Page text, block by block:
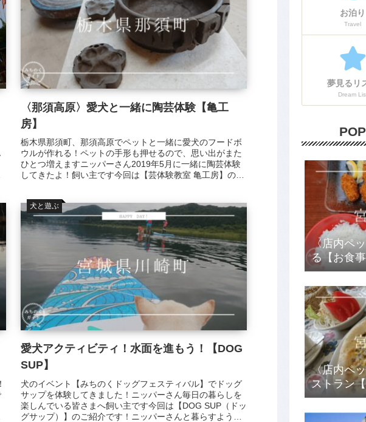
〈那須高原〉愛犬と一緒に陶芸体験【亀工
房】
栃木県那須町、那須高原でペットと一緒に愛犬のフードボ
ウルが作れる！ペットの手形も押せるので、思い出がまた
ひとつ増えますニッパーさん2019年5月に一緒に陶芸体験
してきたよ！飼い主です今回は【芸体験教室 亀工房】のご
犬と遊ぶ
愛犬アクティビティ！水面を進もう！【DOG
SUP】
犬のイベント【みちのくドッグフェスティバル】でドッグ
サップを体験してきました！ニッパーさん毎日の暮らしを
楽しんでいる皆さまへ飼い主です今回は【DOG SUP（ドッ
グサップ）】のご紹介です！ニッパーさんと暮らすように
お泊り
Travel
夢見るリ
Dream
〈店内ペ
る【お食
〈店内ペ
ストラン